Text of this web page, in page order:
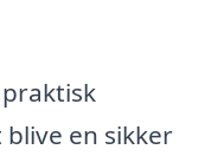
en sikker